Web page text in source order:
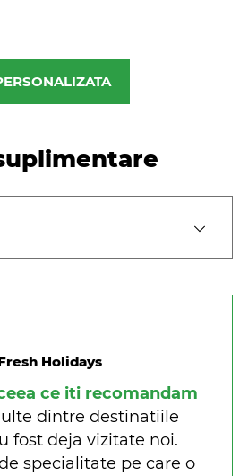
Holidays
ce iti recomandam
dintre destinatiile
fost deja vizitate noi.
specialitate pe care o